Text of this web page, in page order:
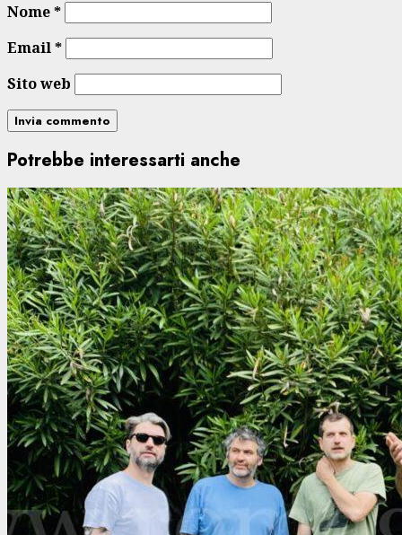
Nome*
Email*
Sito web
Potrebbe interessarti anche